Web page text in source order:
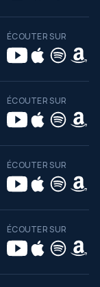
ÉCOUTER SUR
ÉCOUTER SUR
ÉCOUTER SUR
ÉCOUTER SUR